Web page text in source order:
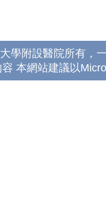
學附設醫院所有，
本網站建議以